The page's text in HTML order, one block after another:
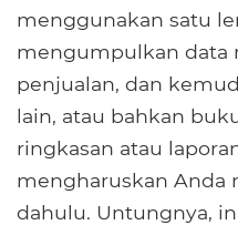
menggunakan satu
mengumpulkan data
penjualan, dan
lain, atau bahkan
ringkasan atau
mengharuskan Anda
dahulu. Untungnya,